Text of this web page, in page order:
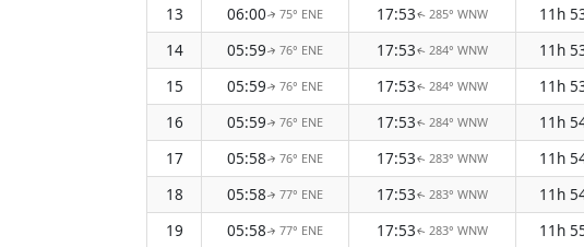
13
06:00↑ 75° ENE 17:53↑ 285° WNW 11h
14
05:59↑ 76° ENE 17:53↑ 284° WNW 11h
15
05:59↑ 76° ENE 17:53↑ 284° WNW 11h
16
05:59↑ 76° ENE 17:53↑ 284° WNW 11h
17
05:58↑ 76° ENE 17:53↑ 283° WNW 11h
18
05:58↑ 77° ENE 17:53↑ 283° WNW 11h
19
05:58↑ 77° ENE 17:53↑ 283° WNW 11h